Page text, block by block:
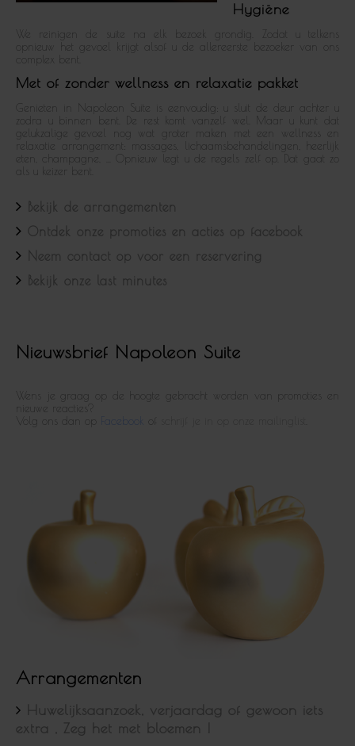
Hygiëne
We reinigen de suite na elk bezoek grondig. Zodat u telkens
opnieuw het gevoel krijgt alsof u de allereerste bezoeker van ons
complex bent.
Met of zonder wellness en relaxatie pakket
Genieten in Napoleon Suite is eenvoudig: u sluit de deur achter u
zodra u binnen bent. De rest komt vanzelf wel. Maar u kunt dat
gelukzalige gevoel nog wat groter maken met een wellness en
relaxatie arrangement: massages, lichaamsbehandelingen, heerlijk
eten, champagne, ... Opnieuw legt u de regels zelf op. Dat gaat zo
als u keizer bent.
Bekijk de arrangementen
Ontdek onze promoties en acties op facebook
Neem contact op voor een reservering
Bekijk onze last minutes
Nieuwsbrief Napoleon Suite
Wens je graag op de hoogte gebracht worden van promoties en
nieuwe reacties?
Volg ons dan op
Facebook
Arrangementen
Huwelijksaanzoek, verjaardag of gewoon iets
extra , Zeg het met bloemen !